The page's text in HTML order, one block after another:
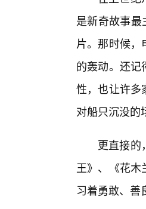
是新奇故事最
片。那时候，
的轰动。还记
性，也让许多
对船只沉没的
更直接的
王》、《花木
习着勇敢、善